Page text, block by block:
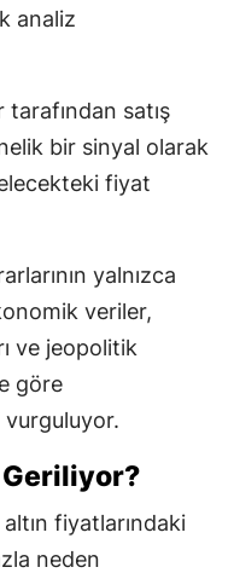
analiz
tarafından satış
bir sinyal olarak
fiyat
yalnızca
veriler,
ve jeopolitik
göre
Geriliyor?
fiyatlarındaki
neden